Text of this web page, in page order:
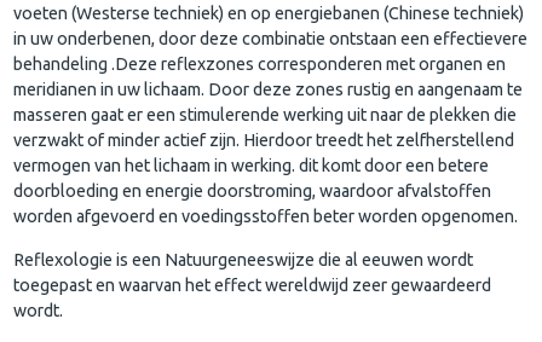
voeten (Westerse techniek) en op energiebanen (Chinese techniek)
in uw onderbenen, door deze combinatie ontstaan een effectievere
behandeling .Deze reflexzones corresponderen met organen en
meridianen in uw lichaam. Door deze zones rustig en aangenaam te
masseren gaat er een stimulerende werking uit naar de plekken die
verzwakt of minder actief zijn. Hierdoor treedt het zelfherstellend
vermogen van het lichaam in werking. dit komt door een betere
doorbloeding en energie doorstroming, waardoor afvalstoffen
worden afgevoerd en voedingsstoffen beter worden opgenomen.
Reflexologie is een Natuurgeneeswijze die al eeuwen wordt
toegepast en waarvan het effect wereldwijd zeer gewaardeerd
wordt.